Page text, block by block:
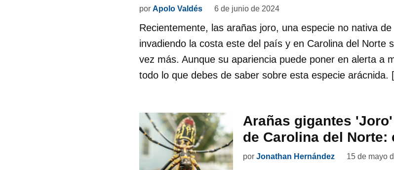
por Apolo Valdés 6 de junio de 2024
Recientemente, las arañas joro, una especie no nativa
invadiendo la costa este del país y en Carolina del Norte
vez más. Aunque su apariencia puede poner en alerta a
todo lo que debes de saber sobre esta especie arácnida.
Arañas gigantes
de Carolina del Norte:
por Jonathan Hernández 15 de mayo